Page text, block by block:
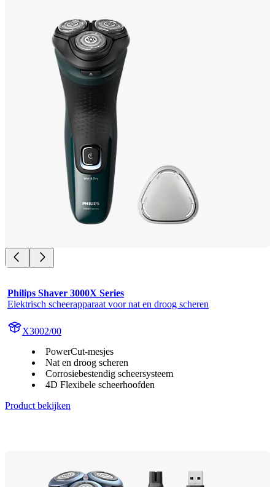
Philips Shaver 3000X Series
Elektrisch scheerapparaat voor nat en droog scheren
X3002/00
PowerCut-mesjes
Nat en droog scheren
Corrosiebestendig scheersysteem
4D Flexibele scheerhoofden
Product bekijken